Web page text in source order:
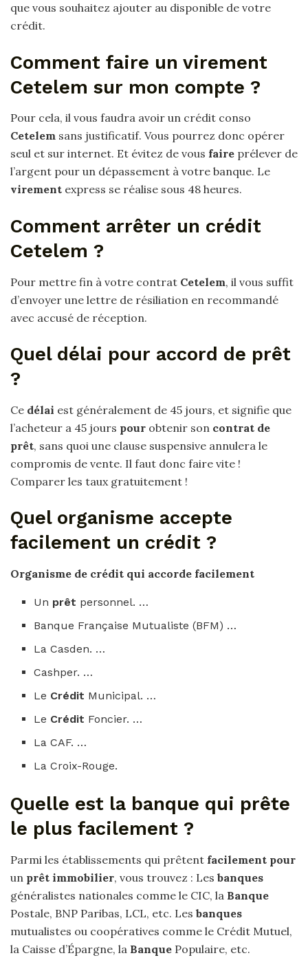
que vous souhaitez ajouter au disponible de votre
crédit.
Comment faire un virement
Cetelem sur mon compte ?
Pour cela, il vous faudra avoir un crédit conso
Cetelem sans justificatif. Vous pourrez donc opérer
seul et sur internet. Et évitez de vous faire prélever de
l’argent pour un dépassement à votre banque. Le
virement express se réalise sous 48 heures.
Comment arrêter un crédit
Cetelem ?
Pour mettre fin à votre contrat Cetelem, il vous suffit
d’envoyer une lettre de résiliation en recommandé
avec accusé de réception.
Quel délai pour accord de prêt
?
Ce délai est généralement de 45 jours, et signifie que
l’acheteur a 45 jours pour obtenir son contrat de
prêt, sans quoi une clause suspensive annulera le
compromis de vente. Il faut donc faire vite !
Comparer les taux gratuitement !
Quel organisme accepte
facilement un crédit ?
Organisme de crédit qui accorde facilement
Un prêt personnel. …
Banque Française Mutualiste (BFM) …
La Casden. …
Cashper. …
Le Crédit Municipal. …
Le Crédit Foncier. …
La CAF. …
La Croix-Rouge.
Quelle est la banque qui prête
le plus facilement ?
Parmi les établissements qui prêtent facilement pour
un prêt immobilier, vous trouvez : Les banques
généralistes nationales comme le CIC, la Banque
Postale, BNP Paribas, LCL, etc. Les banques
mutualistes ou coopératives comme le Crédit Mutuel,
la Caisse d’Épargne, la Banque Populaire, etc.